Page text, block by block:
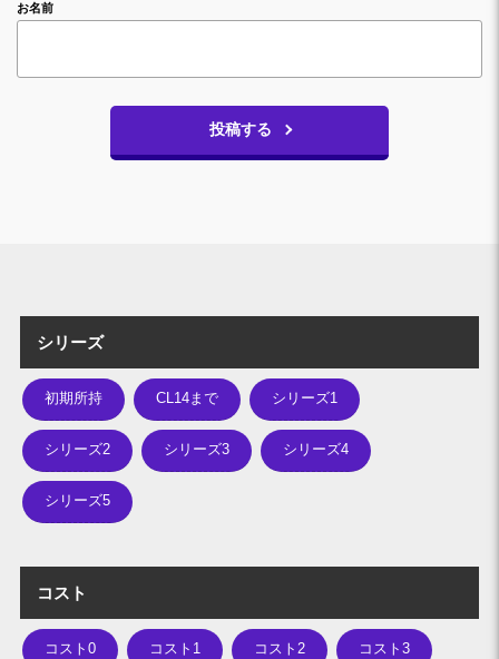
お名前
投稿する
シリーズ
初期所持 CL14まで シリーズ1
シリーズ2 シリーズ3 シリーズ4
シリーズ5
コスト
コスト0 コスト1 コスト2 コスト3